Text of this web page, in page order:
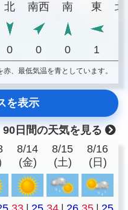
北 南西 南 東 北
0 0 0 1
、最低気温を青としています。
を表示
90日間の天気を見る
8/14
(金)
8/15
(土)
8/16
(日)